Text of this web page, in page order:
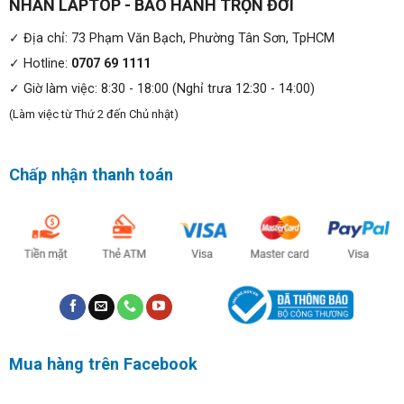
Diagnostics; HP Services Scan; Microsoft 365 và Office
(bán riêng và yêu cầu truy cập Internet để kích hoạt); HP
Presence
nối đầy đủ:
NHÂN LAPTOP - BẢO HÀNH TRỌN ĐỜI
✓ Địa chỉ: 73 Phạm Văn Bạch, Phường Tân Sơn, TpHCM
✓ Hotline: 0707 69 1111
✓ Giờ làm việc: 8:30 - 18:00 (Nghỉ trưa 12:30 - 14:00)
(Làm việc từ Thứ 2 đến Chủ nhật)
Chấp nhận thanh toán
Mua hàng trên Facebook